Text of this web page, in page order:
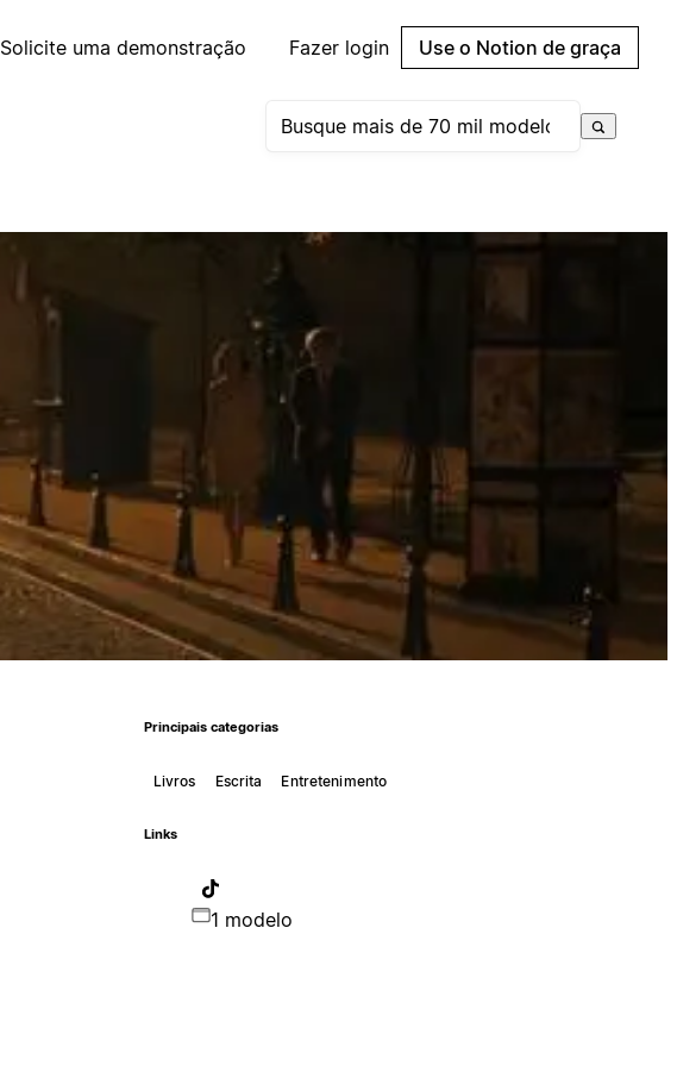
Solicite uma demonstração Fazer login Use o Notion de graça
Principais categorias
Livros Escrita Entretenimento
Links
1 modelo